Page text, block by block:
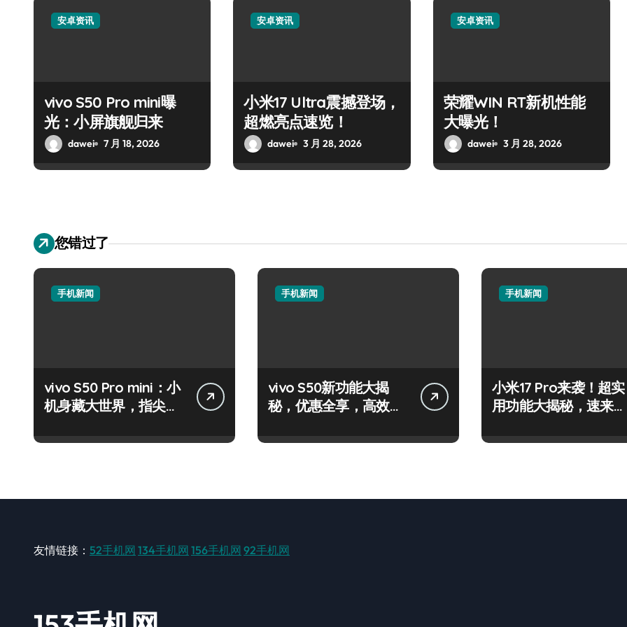
安卓资讯
vivo S50 Pro mini曝
光：小屏旗舰归来
dawei 7 月 18, 2026
安卓资讯
小米17 Ultra震撼登场，
超燃亮点速览！
dawei 3 月 28, 2026
安卓资讯
荣耀WIN RT新机性能
大曝光！
dawei 3 月 28, 2026
您错过了
手机新闻
vivo S50 Pro mini：小
机身藏大世界，指尖资
手机新闻
vivo S50新功能大揭
秘，优惠全享，高效玩
手机新闻
小米17 Pro来袭！超实
用功能大揭秘，速来围
友情链接： 52手机网 134手机网 156手机网 92手机网